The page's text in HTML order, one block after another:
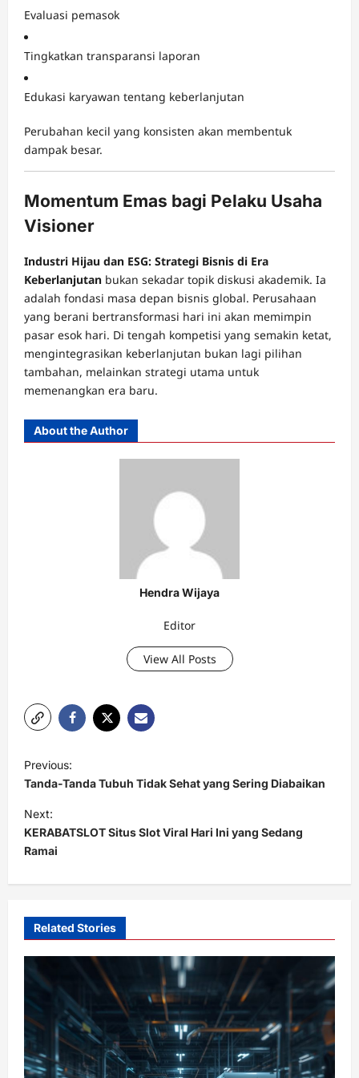
Evaluasi pemasok
Tingkatkan transparansi laporan
Edukasi karyawan tentang keberlanjutan
Perubahan kecil yang konsisten akan membentuk
dampak besar.
Momentum Emas bagi Pelaku Usaha
Visioner
Industri Hijau dan ESG: Strategi Bisnis di Era
Keberlanjutan bukan sekadar topik diskusi akademik. Ia
adalah fondasi masa depan bisnis global. Perusahaan
yang berani bertransformasi hari ini akan memimpin
pasar esok hari. Di tengah kompetisi yang semakin ketat,
mengintegrasikan keberlanjutan bukan lagi pilihan
tambahan, melainkan strategi utama untuk
memenangkan era baru.
About the Author
Hendra Wijaya
Editor
View All Posts
o
s
t
n
a
g
t
o
Previous:
Tanda-Tanda Tubuh Tidak Sehat yang Sering Diabaikan
Next:
KERABATSLOT Situs Slot Viral Hari Ini yang Sedang
Ramai
Related Stories